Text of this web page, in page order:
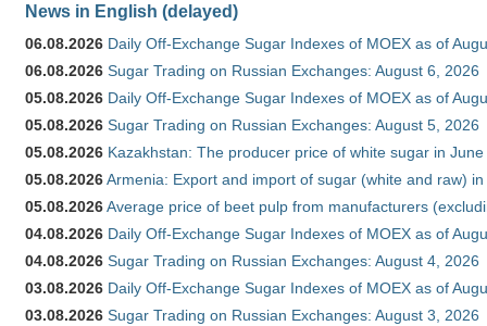
News in English (delayed)
06.08.2026 Daily Off-Exchange Sugar Indexes of MOEX as of
06.08.2026 Sugar Trading on Russian Exchanges: August 6, 2026
05.08.2026 Daily Off-Exchange Sugar Indexes of MOEX as of
05.08.2026 Sugar Trading on Russian Exchanges: August 5, 2026
05.08.2026 Kazakhstan: The producer price of white sugar in
05.08.2026Armenia: Export and import of sugar (white and raw)
05.08.2026Average price of beet pulp from manufacturers
04.08.2026 Daily Off-Exchange Sugar Indexes of MOEX as of
04.08.2026 Sugar Trading on Russian Exchanges: August 4, 2026
03.08.2026 Daily Off-Exchange Sugar Indexes of MOEX as of
03.08.2026 Sugar Trading on Russian Exchanges: August 3, 2026